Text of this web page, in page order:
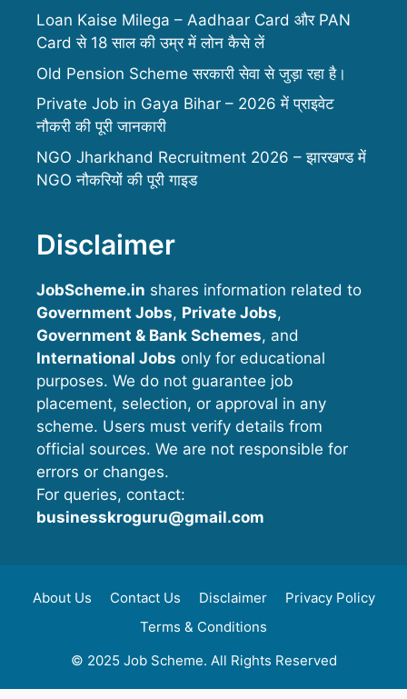
Loan Kaise Milega – Aadhaar Card और PAN
Card से 18 साल की उम्र में लोन कैसे लें
Old Pension Scheme सरकारी सेवा से जुड़ा रहा है।
Private Job in Gaya Bihar – 2026 में प्राइवेट
नौकरी की पूरी जानकारी
NGO Jharkhand Recruitment 2026 – झारखण्ड में
NGO नौकरियों की पूरी गाइड
Disclaimer
JobScheme.in shares information related to
Government Jobs, Private Jobs,
Government & Bank Schemes, and
International Jobs only for educational
purposes. We do not guarantee job
placement, selection, or approval in any
scheme. Users must verify details from
official sources. We are not responsible for
errors or changes.
For queries, contact:
businesskroguru@gmail.com
About Us Contact Us Disclaimer
Privacy Policy
Terms & Conditions
© 2025 Job Scheme. All Rights Reserved